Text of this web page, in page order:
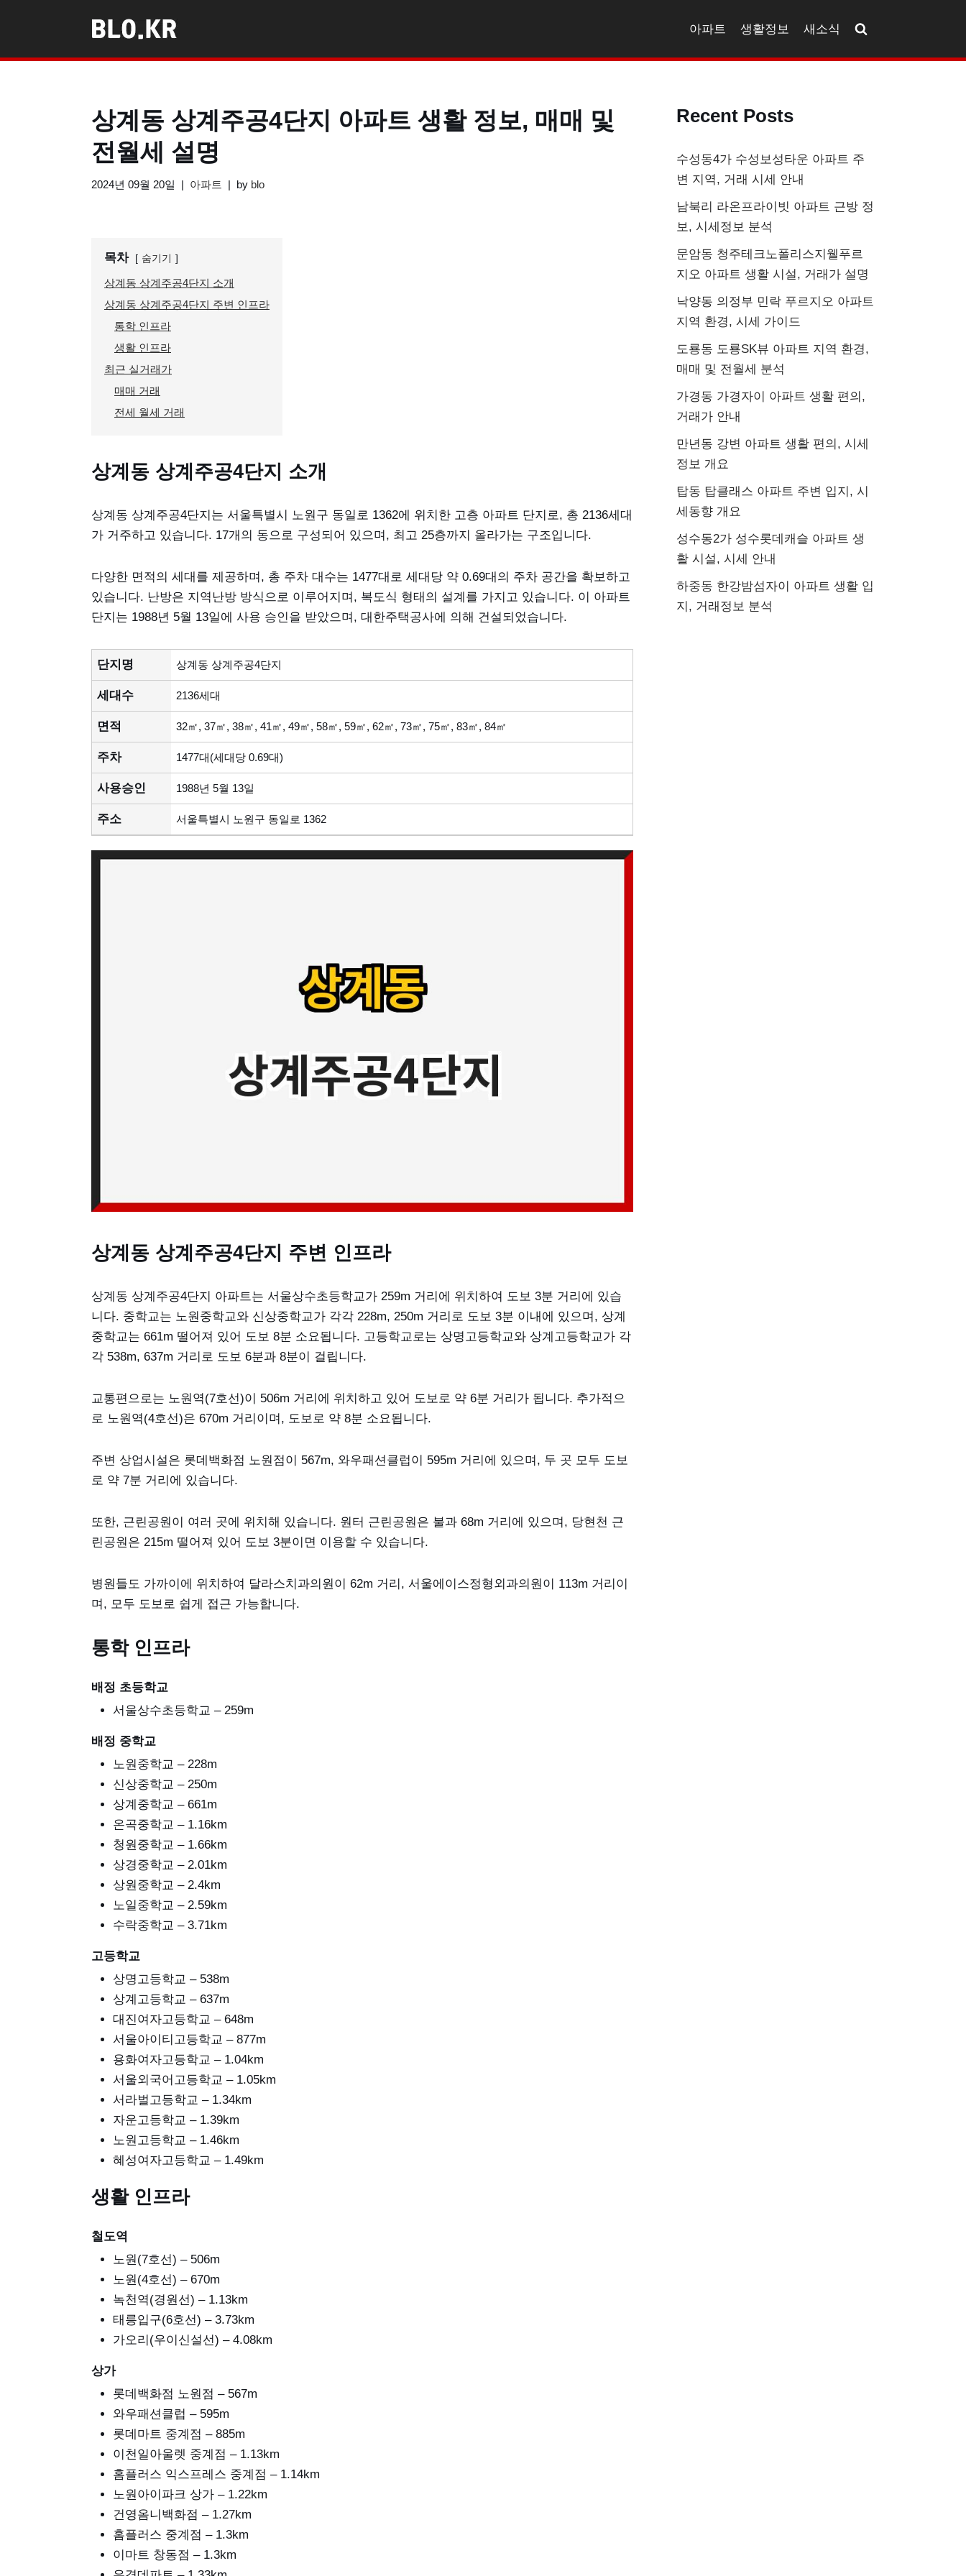
텐
아파트 생활정보 새소식
상계동 상계주공4단지 아파트 생활 정보, 매매 및
전월세 설명
2024년 09월 20일 아파트 by blo
목차 숨기기
상계동 상계주공4단지 소개
상계동 상계주공4단지 주변 인프라
통학 인프라
생활 인프라
최근 실거래가
매매 거래
전세 월세 거래
상계동 상계주공4단지 소개
상계동 상계주공4단지는 서울특별시 노원구 동일로 1362에 위치한 고층 아파트 단지로, 총 2136세대
가 거주하고 있습니다. 17개의 동으로 구성되어 있으며, 최고 25층까지 올라가는 구조입니다.
다양한 면적의 세대를 제공하며, 총 주차 대수는 1477대로 세대당 약 0.69대의 주차 공간을 확보하고
있습니다. 난방은 지역난방 방식으로 이루어지며, 복도식 형태의 설계를 가지고 있습니다. 이 아파트
단지는 1988년 5월 13일에 사용 승인을 받았으며, 대한주택공사에 의해 건설되었습니다.
단지명 상계동 상계주공4단지
세대수 2136세대
면적 32㎡, 37㎡, 38㎡, 41㎡, 49㎡, 58㎡, 59㎡, 62㎡, 73㎡, 75㎡, 83㎡, 84㎡
주차 1477대(세대당 0.69대)
사용승인 1988년 5월 13일
주소 서울특별시 노원구 동일로 1362
상계동 상계주공4단지 주변 인프라
상계동 상계주공4단지 아파트는 서울상수초등학교가 259m 거리에 위치하여 도보 3분 거리에 있습
니다. 중학교는 노원중학교와 신상중학교가 각각 228m, 250m 거리로 도보 3분 이내에 있으며, 상계
중학교는 661m 떨어져 있어 도보 8분 소요됩니다. 고등학교로는 상명고등학교와 상계고등학교가 각
각 538m, 637m 거리로 도보 6분과 8분이 걸립니다.
교통편으로는 노원역(7호선)이 506m 거리에 위치하고 있어 도보로 약 6분 거리가 됩니다. 추가적으
로 노원역(4호선)은 670m 거리이며, 도보로 약 8분 소요됩니다.
주변 상업시설은 롯데백화점 노원점이 567m, 와우패션클럽이 595m 거리에 있으며, 두 곳 모두 도보
로 약 7분 거리에 있습니다.
또한, 근린공원이 여러 곳에 위치해 있습니다. 원터 근린공원은 불과 68m 거리에 있으며, 당현천 근
린공원은 215m 떨어져 있어 도보 3분이면 이용할 수 있습니다.
병원들도 가까이에 위치하여 달라스치과의원이 62m 거리, 서울에이스정형외과의원이 113m 거리이
며, 모두 도보로 쉽게 접근 가능합니다.
통학 인프라
배정 초등학교
서울상수초등학교 – 259m
배정 중학교
노원중학교 – 228m
신상중학교 – 250m
상계중학교 – 661m
온곡중학교 – 1.16km
청원중학교 – 1.66km
상경중학교 – 2.01km
상원중학교 – 2.4km
노일중학교 – 2.59km
수락중학교 – 3.71km
고등학교
상명고등학교 – 538m
상계고등학교 – 637m
대진여자고등학교 – 648m
서울아이티고등학교 – 877m
용화여자고등학교 – 1.04km
서울외국어고등학교 – 1.05km
서라벌고등학교 – 1.34km
자운고등학교 – 1.39km
노원고등학교 – 1.46km
혜성여자고등학교 – 1.49km
생활 인프라
철도역
노원(7호선) – 506m
노원(4호선) – 670m
녹천역(경원선) – 1.13km
태릉입구(6호선) – 3.73km
가오리(우이신설선) – 4.08km
상가
롯데백화점 노원점 – 567m
와우패션클럽 – 595m
롯데마트 중계점 – 885m
이천일아울렛 중계점 – 1.13km
홈플러스 익스프레스 중계점 – 1.14km
노원아이파크 상가 – 1.22km
건영옴니백화점 – 1.27km
홈플러스 중계점 – 1.3km
이마트 창동점 – 1.3km
Recent Posts
수성동4가 수성보성타운 아파트 주
변 지역, 거래 시세 안내
남북리 라온프라이빗 아파트 근방 정
보, 시세정보 분석
문암동 청주테크노폴리스지웰푸르
지오 아파트 생활 시설, 거래가 설명
낙양동 의정부 민락 푸르지오 아파트
지역 환경, 시세 가이드
도룡동 도룡SK뷰 아파트 지역 환경,
매매 및 전월세 분석
가경동 가경자이 아파트 생활 편의,
거래가 안내
만년동 강변 아파트 생활 편의, 시세
정보 개요
탑동 탑클래스 아파트 주변 입지, 시
세동향 개요
성수동2가 성수롯데캐슬 아파트 생
활 시설, 시세 안내
하중동 한강밤섬자이 아파트 생활 입
지, 거래정보 분석